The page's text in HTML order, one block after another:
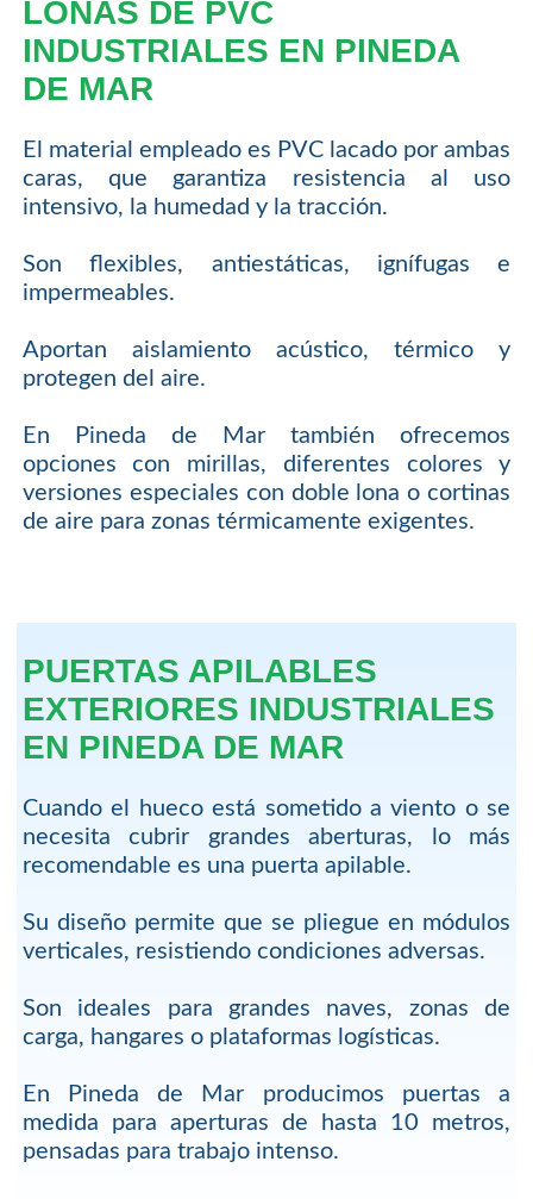
LONAS DE PVC
INDUSTRIALES EN PINEDA
DE MAR
El material empleado es PVC lacado por ambas
caras, que garantiza resistencia al uso
intensivo, la humedad y la tracción.
Son flexibles, antiestáticas, ignífugas e
impermeables.
Aportan aislamiento acústico, térmico y
protegen del aire.
En Pineda de Mar también ofrecemos
opciones con mirillas, diferentes colores y
versiones especiales con doble lona o cortinas
de aire para zonas térmicamente exigentes.
PUERTAS APILABLES
EXTERIORES INDUSTRIALES
EN PINEDA DE MAR
Cuando el hueco está sometido a viento o se
necesita cubrir grandes aberturas, lo más
recomendable es una puerta apilable.
Su diseño permite que se pliegue en módulos
verticales, resistiendo condiciones adversas.
Son ideales para grandes naves, zonas de
carga, hangares o plataformas logísticas.
En Pineda de Mar producimos puertas a
medida para aperturas de hasta 10 metros,
pensadas para trabajo intenso.